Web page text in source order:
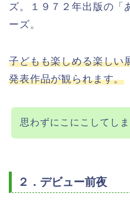
ズ。１９７２年出版の「
ーズ。
子どもも楽しめる楽しい
発表作品が観られます。
思わずにこにこしてし
２．デビュー前夜